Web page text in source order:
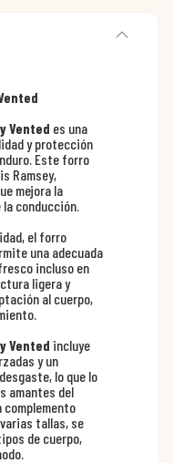
Vented es una
y protección
Este forro
Ramsey,
mejora la
conducción.
el forro
una adecuada
incluso en
ligera y
al cuerpo,
Vented incluye
y un
lo que lo
amantes del
complemento
tallas, se
de cuerpo,